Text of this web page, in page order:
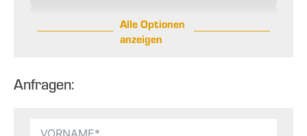
Alle Optionen
anzeigen
Anfragen: